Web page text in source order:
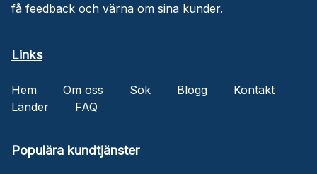
få feedback och värna om sina kunder.
Links
Hem Om oss Sök Blogg
Kontakt
Länder
FAQ
Populära kundtjänster